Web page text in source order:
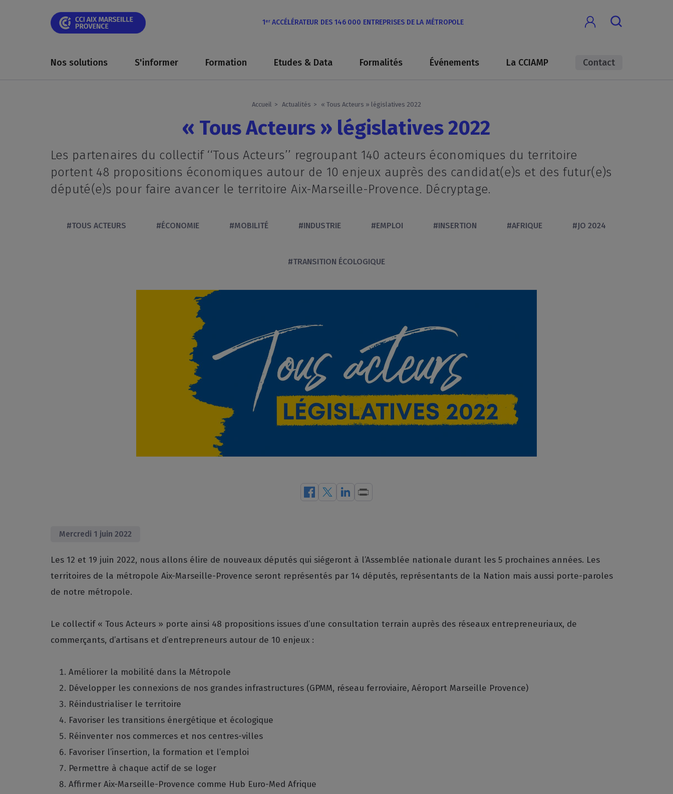
1 erACCÉLÉRATEUR DES 146 000 ENTREPRISES DE LA MÉTROPOLE
Nos solutions S'informer Formation Etudes & Data Formalités Événements La CCIAMP Contact
Accueil Actualités « Tous Acteurs » législatives 2022
« Tous Acteurs » législatives 2022
Les partenaires du collectif ‘‘Tous Acteurs’’ regroupant 140 acteurs économiques du territoire
portent 48 propositions économiques autour de 10 enjeux auprès des candidat(e)s et des futur(e)s
député(e)s pour faire avancer le territoire Aix-Marseille-Provence. Décryptage.
#TOUS ACTEURS #ÉCONOMIE #MOBILITÉ #INDUSTRIE #EMPLOI #INSERTION #AFRIQUE #JO 2024
#TRANSITION ÉCOLOGIQUE
Mercredi 1 juin 2022
Les 12 et 19 juin 2022, nous allons élire de nouveaux députés qui siégeront à l’Assemblée nationale durant les 5 prochaines années. Les
territoires de la métropole Aix-Marseille-Provence seront représentés par 14 députés, représentants de la Nation mais aussi porte-paroles
de notre métropole.
Le collectif « Tous Acteurs » porte ainsi 48 propositions issues d’une consultation terrain auprès des réseaux entrepreneuriaux, de
commerçants, d’artisans et d’entrepreneurs autour de 10 enjeux :
Améliorer la mobilité dans la Métropole
Développer les connexions de nos grandes infrastructures (GPMM, réseau ferroviaire, Aéroport Marseille Provence)
Réindustrialiser le territoire
Favoriser les transitions énergétique et écologique
Réinventer nos commerces et nos centres-villes
Favoriser l’insertion, la formation et l’emploi
Permettre à chaque actif de se loger
Affirmer Aix-Marseille-Provence comme Hub Euro-Med Afrique